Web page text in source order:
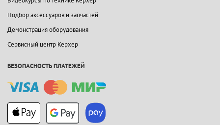
Подбор аксессуаров и запчастей
Демонстрация оборудования
Сервисный центр Керхер
БЕЗОПАСНОСТЬ ПЛАТЕЖЕЙ